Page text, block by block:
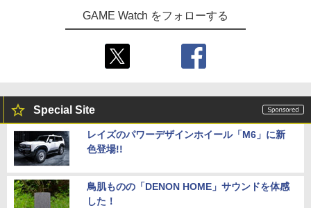
GAME Watch をフォローする
Special Site
レイズのパワーデザインホイール「M6」に新
色登場!!
鳥肌ものの「DENON HOME」サウンドを体感
した！